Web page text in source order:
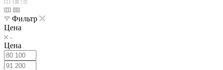
Фильтр
Цена
Цена